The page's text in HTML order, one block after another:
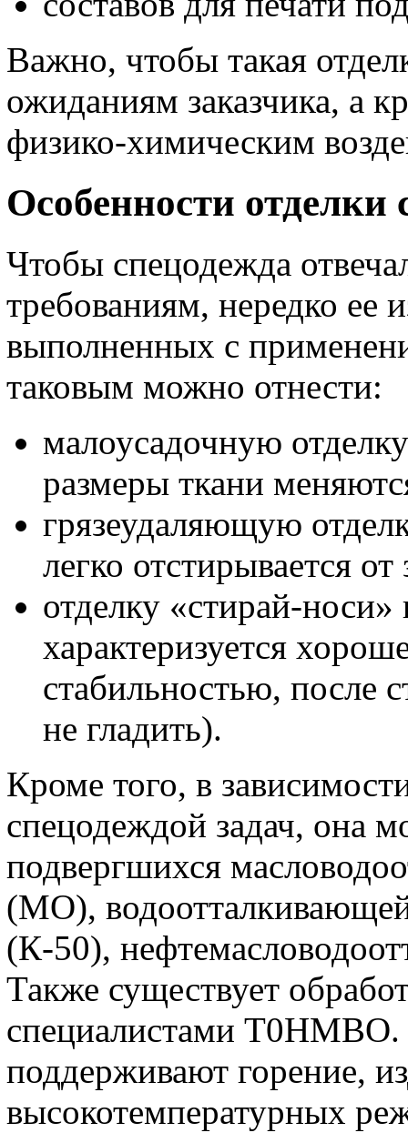
Важно, чтобы такая
ожиданиям заказчика, а
физико-химическим
Особенности
Чтобы спецодежда
требованиям, нередко ее
выполненных с
таковым можно отнести:
малоусадочную
размеры ткани
грязеудаляющую
легко отстирывается
отделку «стирай-
характеризуется
стабильностью, после
не гладить).
Кроме того, в
спецодеждой задач, она
подвергшихся
(МО),
(К-50),
Также существует
специалистами Т0НМВО.
поддерживают горение,
высокотемпературных